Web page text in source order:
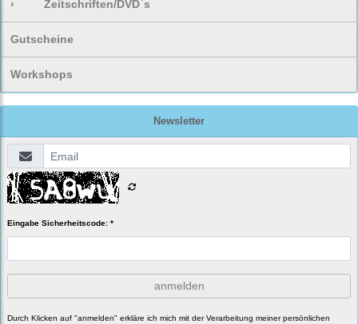
› Zeitschriften/DVD`s
Gutscheine
Workshops
Newsletter
Eingabe Sicherheitscode: *
anmelden
Durch Klicken auf "anmelden" erkläre ich mich mit der Verarbeitung meiner persönlichen